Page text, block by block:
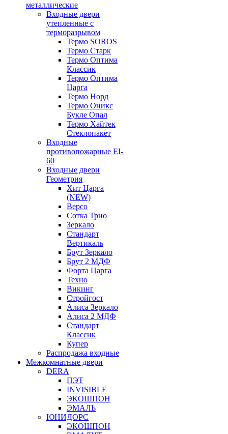
металлические
Входные двери
утепленные с
терморазрывом
Термо SOROS
Термо Старк
Термо Оптима
Классик
Термо Оптима
Царга
Термо Норд
Термо Оникс
Букле Опал
Термо Хайтек
Стеклопакет
Входные
противопожарные EI-
60
Входные двери
Геометрия
Хит Царга
(NEW)
Версо
Сотка Трио
Зеркало
Стандарт
Вертикаль
Брут Зеркало
Брут 2 МДФ
Форта Царга
Техно
Викинг
Стройгост
Алиса Зеркало
Алиса 2 МДФ
Стандарт
Классик
Купер
Распродажа входные
Межкомнатные двери
DERA
ПЭТ
INVISIBLE
ЭКОШПОН
ЭМАЛЬ
ЮНИДОРС
ЭКОШПОН